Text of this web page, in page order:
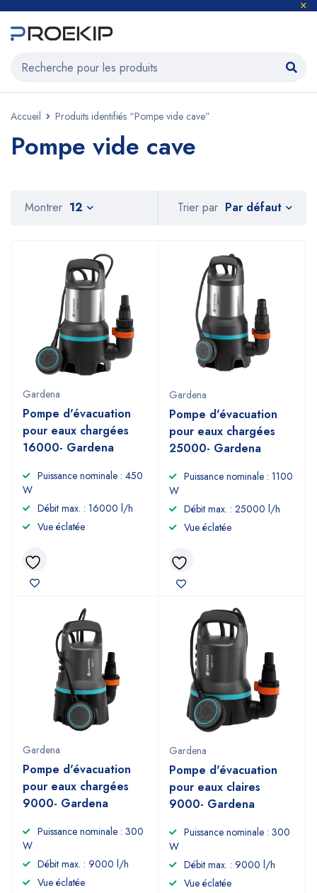
Accueil Produits identifiés “Pompe vide cave”
Pompe vide cave
Trier par Par défaut
Montrer 12
Gardena
Pompe d'évacuation
pour eaux chargées
16000- Gardena
Puissance nominale : 450
W
Débit max. : 16000 l/h
Vue éclatée
Gardena
Pompe d'évacuation
pour eaux chargées
25000- Gardena
Puissance nominale : 1100
W
Débit max. : 25000 l/h
Vue éclatée
Gardena
Pompe d'évacuation
pour eaux chargées
9000- Gardena
Puissance nominale : 300
W
Débit max. : 9000 l/h
Vue éclatée
Gardena
Pompe d'évacuation
pour eaux claires
9000- Gardena
Puissance nominale : 300
W
Débit max. : 9000 l/h
Vue éclatée